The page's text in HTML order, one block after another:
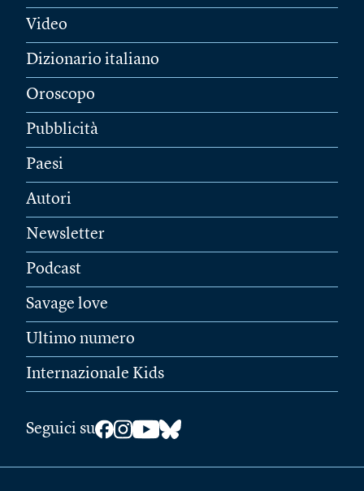
Video
Dizionario italiano
Oroscopo
Pubblicità
Paesi
Autori
Newsletter
Podcast
Savage love
Ultimo numero
Internazionale Kids
Seguici su